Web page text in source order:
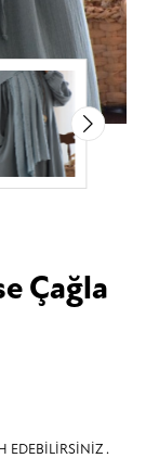
Çağla
EDEBİLİRSİNİZ .